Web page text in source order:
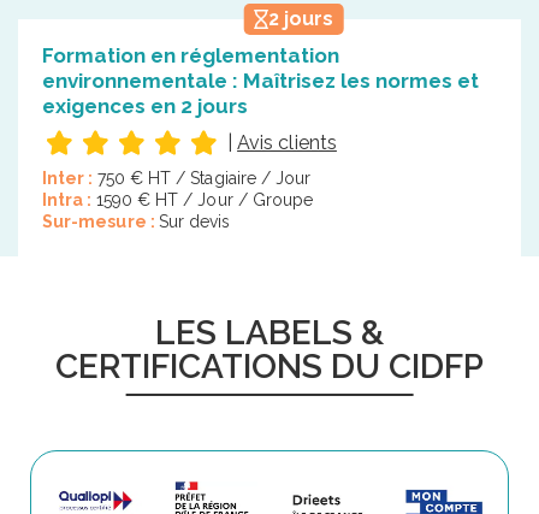
2 jours
Formation en réglementation
environnementale : Maîtrisez les normes et
exigences en 2 jours
Avis clients
Inter : 750 € HT / Stagiaire / Jour
Intra : 1590 € HT / Jour / Groupe
Sur-mesure : Sur devis
LES LABELS &
CERTIFICATIONS DU CIDFP